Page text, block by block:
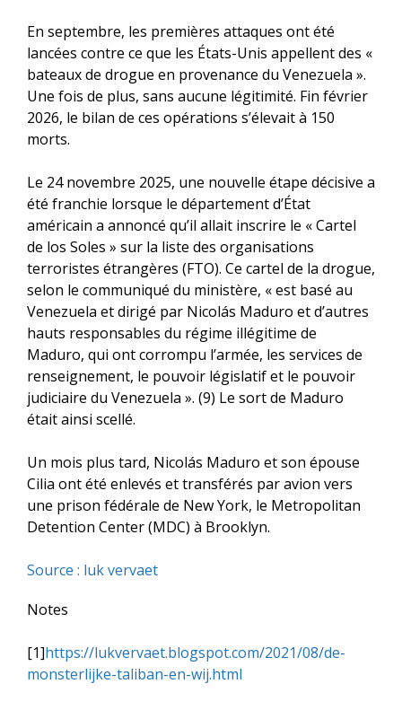
En septembre, les premières attaques ont été
lancées contre ce que les États-Unis appellent des «
bateaux de drogue en provenance du Venezuela ».
Une fois de plus, sans aucune légitimité. Fin février
2026, le bilan de ces opérations s’élevait à 150
morts.
Le 24 novembre 2025, une nouvelle étape décisive a
été franchie lorsque le département d’État
américain a annoncé qu’il allait inscrire le « Cartel
de los Soles » sur la liste des organisations
terroristes étrangères (FTO). Ce cartel de la drogue,
selon le communiqué du ministère, « est basé au
Venezuela et dirigé par Nicolás Maduro et d’autres
hauts responsables du régime illégitime de
Maduro, qui ont corrompu l’armée, les services de
renseignement, le pouvoir législatif et le pouvoir
judiciaire du Venezuela ». (9) Le sort de Maduro
était ainsi scellé.
Un mois plus tard, Nicolás Maduro et son épouse
Cilia ont été enlevés et transférés par avion vers
une prison fédérale de New York, le Metropolitan
Detention Center (MDC) à Brooklyn.
Source : luk vervaet
Notes
[1]https://lukvervaet.blogspot.com/2021/08/de-
monsterlijke-taliban-en-wij.html